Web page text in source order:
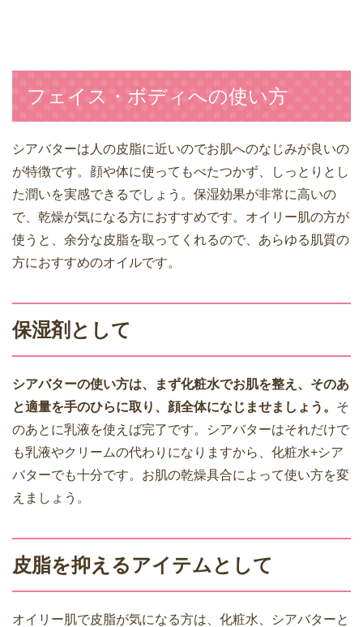
フェイス・ボディへの使い方
シアバターは人の皮脂に近いのでお肌へのなじみが良いの
が特徴です。顔や体に使ってもべたつかず、しっとりとし
た潤いを実感できるでしょう。保湿効果が非常に高いの
で、乾燥が気になる方におすすめです。オイリー肌の方が
使うと、余分な皮脂を取ってくれるので、あらゆる肌質の
方におすすめのオイルです。
保湿剤として
シアバターの使い方は、まず化粧水でお肌を整え、そのあ
と適量を手のひらに取り、顔全体になじませましょう。 そ
のあとに乳液を使えば完了です。シアバターはそれだけで
も乳液やクリームの代わりになりますから、化粧水+シア
バターでも十分です。お肌の乾燥具合によって使い方を変
えましょう。
皮脂を抑えるアイテムとして
オイリー肌で皮脂が気になる方は、化粧水、シアバターと